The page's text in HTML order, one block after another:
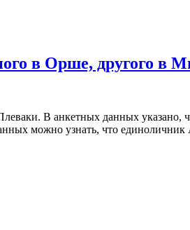
в Орше, другого в
В анкетных данных
можно узнать, что